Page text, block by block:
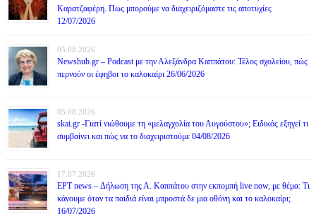
Καρατζαφέρη. Πως μπορούμε να διαχειριζόμαστε τις αποτυχίες
12/07/2026
05.08.2026
Newshub.gr – Podcast με την Αλεξάνδρα Καππάτου: Τέλος σχολείου, πώς
περνούν οι έφηβοι το καλοκαίρι 26/06/2026
05.08.2026
skai.gr -Γιατί νιώθουμε τη «μελαγχολία του Αυγούστου»; Ειδικός εξηγεί τι
συμβαίνει και πώς να το διαχειριστούμε 04/08/2026
17.07.2026
ΕΡΤ news – Δήλωση της Α. Καππάτου στην εκπομπή live now, με θέμα: Τι
κάνουμε όταν τα παιδιά είναι μπροστά δε μια οθόνη και το καλοκαίρι;
16/07/2026